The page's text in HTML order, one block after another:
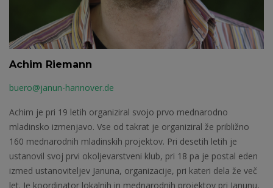
Achim Riemann
buero@janun-hannover.de
Achim je pri 19 letih organiziral svojo prvo mednarodno
mladinsko izmenjavo. Vse od takrat je organiziral že približno
160 mednarodnih mladinskih projektov. Pri desetih letih je
ustanovil svoj prvi okoljevarstveni klub, pri 18 pa je postal eden
izmed ustanoviteljev Januna, organizacije, pri kateri dela že več
let. Je koordinator lokalnih in mednarodnih projektov pri Janunu,